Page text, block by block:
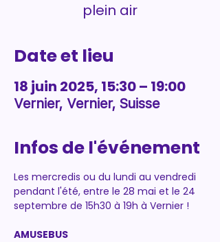
plein air
Date et lieu
18 juin 2025, 15:30 – 19:00
Vernier, Vernier, Suisse
Infos de l'événement
Les mercredis ou du lundi au vendredi
pendant l'été, entre le 28 mai et le 24
septembre de 15h30 à 19h à Vernier !
AMUSEBUS